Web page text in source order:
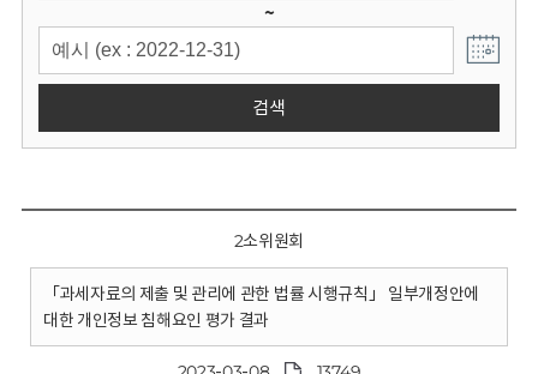
~
검색
2소위원회
「과세자료의 제출 및 관리에 관한 법률 시행규칙」 일부개정안에
대한 개인정보 침해요인 평가 결과